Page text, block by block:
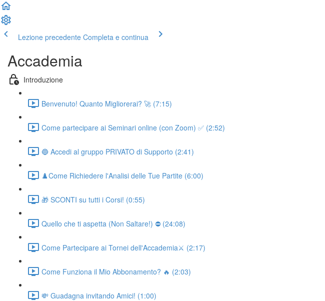
Lezione precedente Completa e continua
Accademia
Introduzione
Benvenuto! Quanto Migliorerai? 🚀 (7:15)
Come partecipare ai Seminari online (con Zoom) ✅ (2:52)
🔵 Accedi al gruppo PRIVATO di Supporto (2:41)
♟️Come Richiedere l'Analisi delle Tue Partite (6:00)
🎁 SCONTI su tutti i Corsi! (0:55)
Quello che ti aspetta (Non Saltare!) ⛔ (24:08)
Come Partecipare ai Tornei dell'Accademia⚔️ (2:17)
Come Funziona il Mio Abbonamento? 🔥 (2:03)
💸 Guadagna invitando Amici! (1:00)